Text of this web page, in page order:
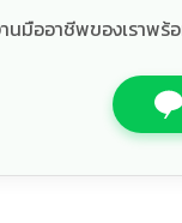
นมืออาชีพของเราพ